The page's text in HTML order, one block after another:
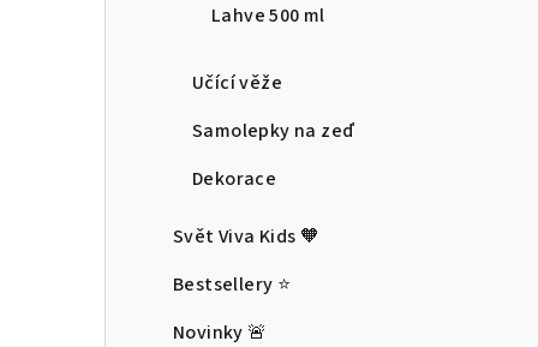
Lahve 500 ml
Učící věže
Samolepky na zeď
Dekorace
Svět Viva Kids 🧡
Bestsellery ⭐
Novinky 🚨